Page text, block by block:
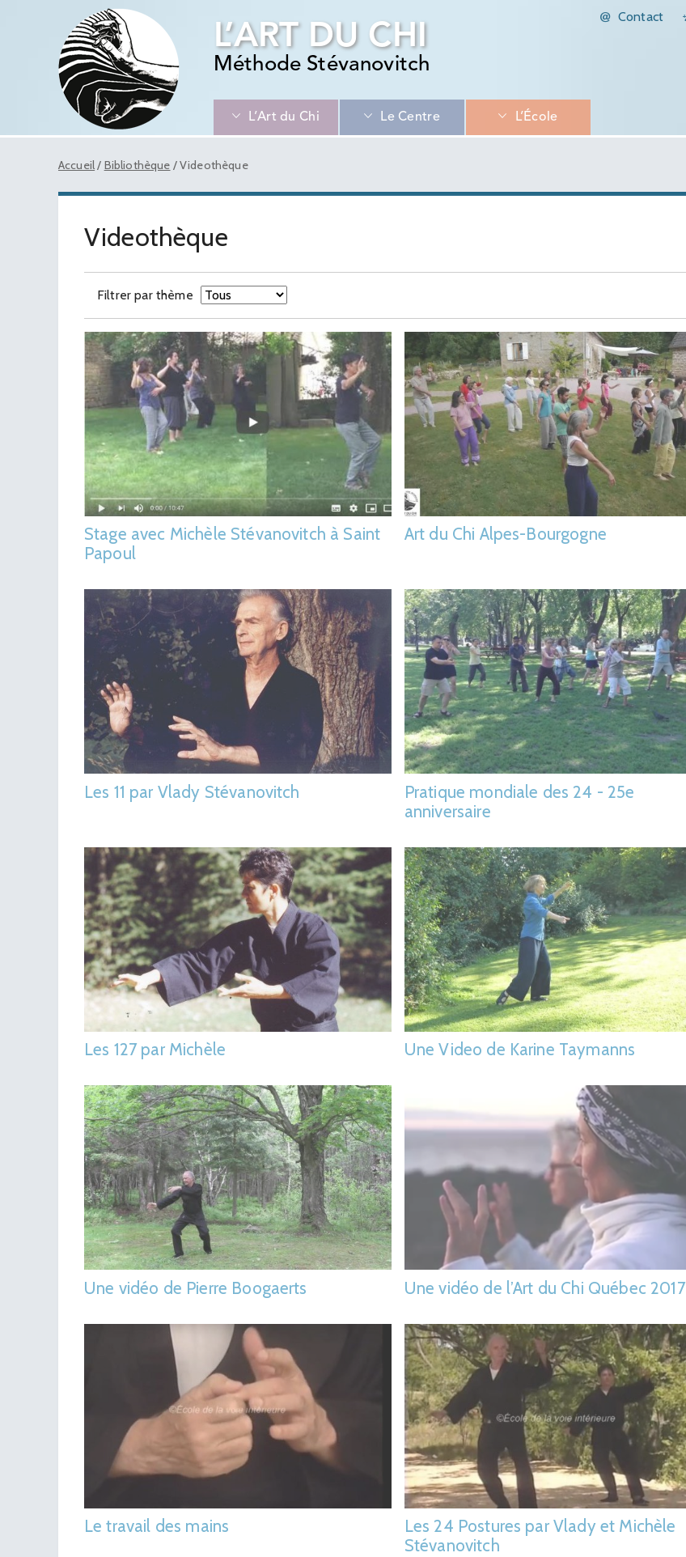
L’ART DU CHI
Méthode Stévanovitch
Contact
L’Art du Chi Le Centre L’École
Accueil/ Bibliothèque /Videothèque
Videothèque
Filtrer par thème
Stage avec Michèle Stévanovitch à Saint
Papoul
Art du Chi Alpes-Bourgogne
Les 11 par Vlady Stévanovitch
Pratique mondiale des 24 - 25e
anniversaire
Les 127 par Michèle Une Video de Karine Taymanns
Une vidéo de Pierre Boogaerts Une vidéo de l’Art du Chi Québec 2017
Le travail des mains
Les 24 Postures par Vlady et Michèle
Stévanovitch